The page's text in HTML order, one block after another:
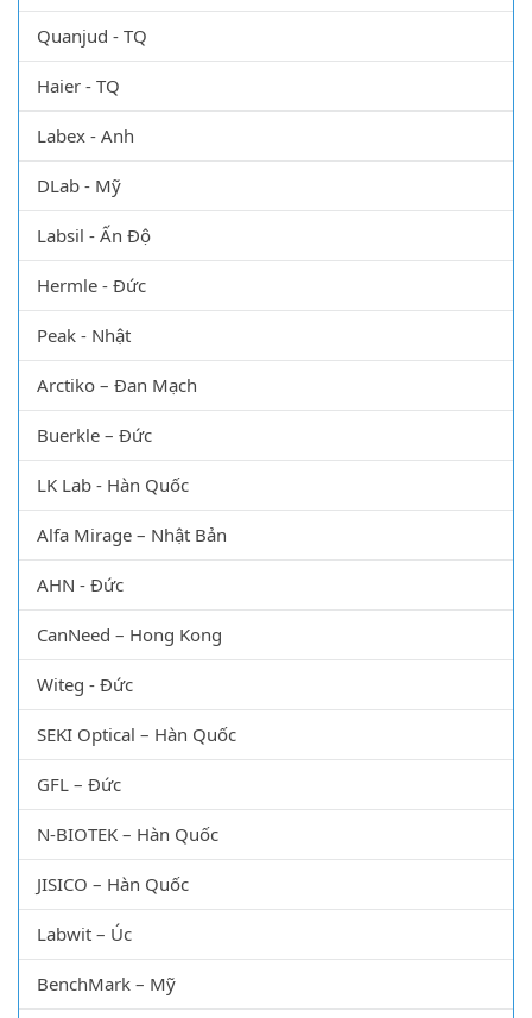
Quanjud - TQ
Haier - TQ
Labex - Anh
DLab - Mỹ
Labsil - Ấn Độ
Hermle - Đức
Peak - Nhật
Arctiko – Đan Mạch
Buerkle – Đức
LK Lab - Hàn Quốc
Alfa Mirage – Nhật Bản
AHN - Đức
CanNeed – Hong Kong
Witeg - Đức
SEKI Optical – Hàn Quốc
GFL – Đức
N-BIOTEK – Hàn Quốc
JISICO – Hàn Quốc
Labwit – Úc
BenchMark – Mỹ